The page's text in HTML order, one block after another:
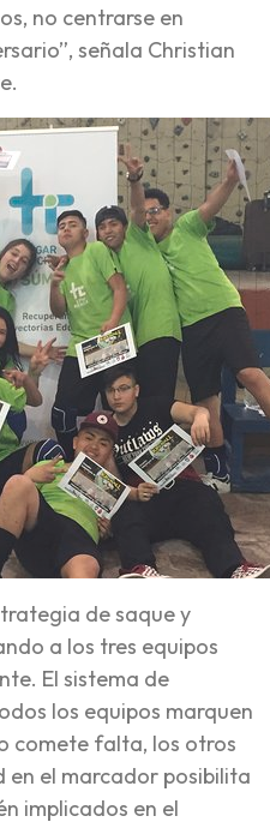
no centrarse en
señala Christian
de saque y
a los tres equipos
El sistema de
los equipos marquen
comete falta, los otros
en el marcador posibilita
implicados en el